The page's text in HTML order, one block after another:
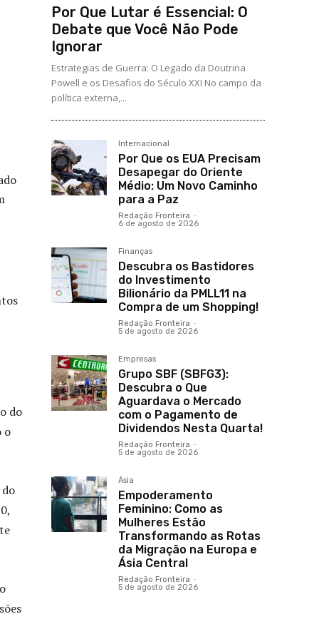
do
o
Por Que Lutar é Essencial: O
Debate que Você Não Pode
Ignorar
Estrategias de Guerra: O Legado da Doutrina
Powell e os Desafios do Século XXI No campo da
política externa,...
Internacional
Por Que os EUA Precisam
Desapegar do Oriente
Médio: Um Novo Caminho
para a Paz
Redação Fronteira -
6 de agosto de 2026
Finanças
Descubra os Bastidores
do Investimento
Bilionário da PMLL11 na
Compra de um Shopping!
Redação Fronteira -
5 de agosto de 2026
Empresas
Grupo SBF (SBFG3):
Descubra o Que
Aguardava o Mercado
com o Pagamento de
Dividendos Nesta Quarta!
Redação Fronteira -
5 de agosto de 2026
Ásia
Empoderamento
Feminino: Como as
Mulheres Estão
Transformando as Rotas
da Migração na Europa e
Ásia Central
Redação Fronteira -
5 de agosto de 2026